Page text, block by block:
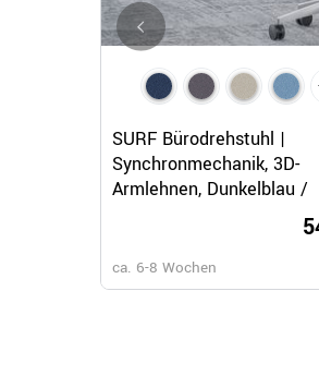
SURF Bürodrehstuhl |
Synchronmechanik, 3D-
Armlehnen, Dunkelblau /
ca. 6-8 Wochen